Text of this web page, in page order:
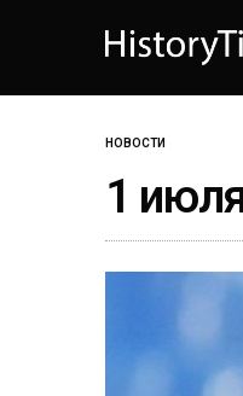
НОВОСТИ
1